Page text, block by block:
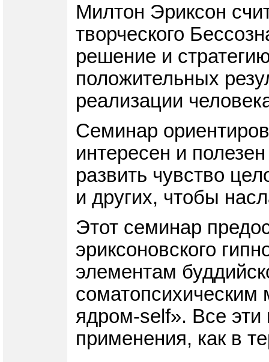
Милтон Эриксон
творческого
решение и
положительных
реализации
Семинар
интересен и
развить чувство
и других, чтобы
Этот семинар
эриксоновского
элементам
соматопсихическим
ядром-self». Все эти
применения, как в